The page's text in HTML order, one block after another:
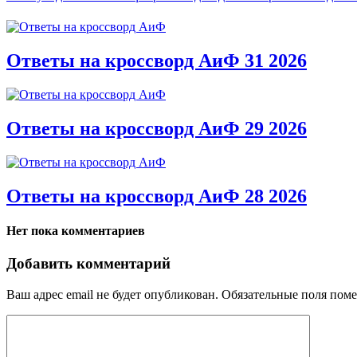
Ответы на кроссворд АиФ 31 2026
Ответы на кроссворд АиФ 29 2026
Ответы на кроссворд АиФ 28 2026
Нет пока комментариев
Добавить комментарий
Ваш адрес email не будет опубликован. Обязательные поля